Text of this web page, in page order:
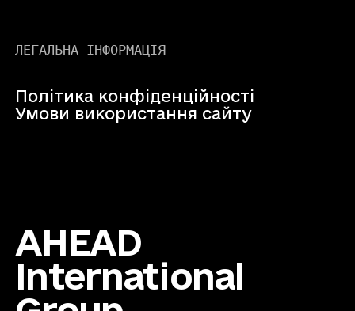
ЛЕГАЛЬНА ІНФОРМАЦІЯ
Політика конфіденційності
Умови використання сайту
AHEAD
International